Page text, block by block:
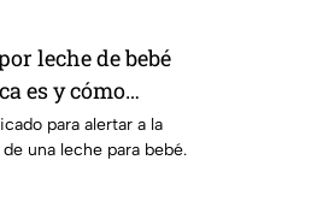
leche de bebé
es y cómo
para alertar a la
una leche para bebé.